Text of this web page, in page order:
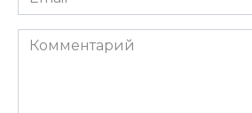
*
Комментарий